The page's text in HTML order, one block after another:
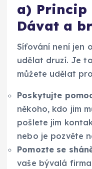
a)
Dávat a
Síťování není jen
udělat druzí. Je
můžete udělat
Poskytujte
někoho, kdo jim
pošlete jim
nebo je pozvěte
Pomozte se
vaše bývalá